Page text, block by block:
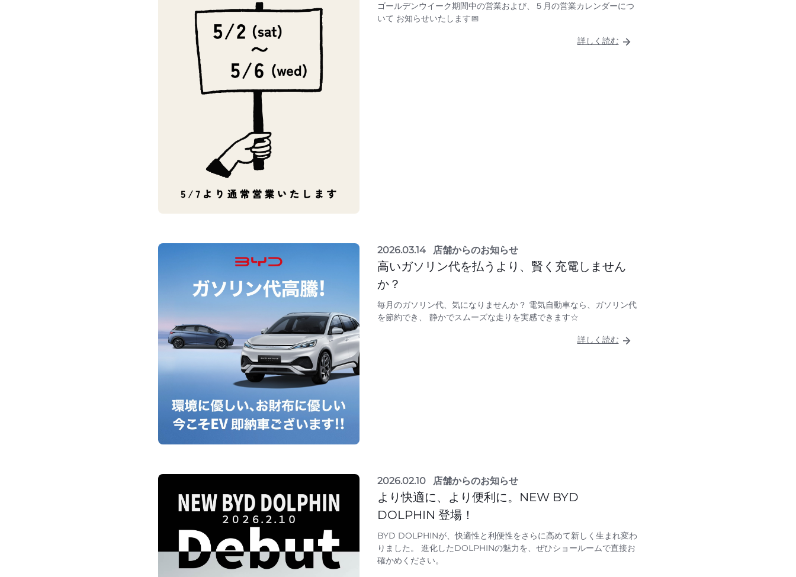
ゴールデンウイーク期間中の営業および、５月の営業カレンダーにつ
いて お知らせいたします📅
詳しく読む
2026.03.14 店舗からのお知らせ
高いガソリン代を払うより、賢く充電しません
か？
毎月のガソリン代、気になりませんか？ 電気自動車なら、ガソリン代
を節約でき、 静かでスムーズな走りを実感できます☆
詳しく読む
2026.02.10 店舗からのお知らせ
より快適に、より便利に。NEW BYD
DOLPHIN 登場！
BYD DOLPHINが、快適性と利便性をさらに高めて新しく生まれ変わ
りました。 進化したDOLPHINの魅力を、ぜひショールームで直接お
確かめください。